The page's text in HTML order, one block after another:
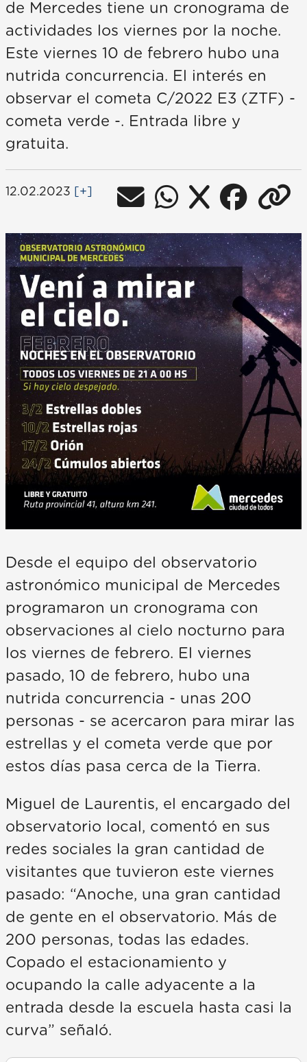
de Mercedes tiene un cronograma de
actividades los viernes por la noche.
Este viernes 10 de febrero hubo una
nutrida concurrencia. El interés en
observar el cometa C/2022 E3 (ZTF) -
cometa verde -. Entrada libre y
gratuita.
12.02.2023 [+]
Desde el equipo del observatorio
astronómico municipal de Mercedes
programaron un cronograma con
observaciones al cielo nocturno para
los viernes de febrero. El viernes
pasado, 10 de febrero, hubo una
nutrida concurrencia - unas 200
personas - se acercaron para mirar las
estrellas y el cometa verde que por
estos días pasa cerca de la Tierra.
Miguel de Laurentis, el encargado del
observatorio local, comentó en sus
redes sociales la gran cantidad de
visitantes que tuvieron este viernes
pasado: “Anoche, una gran cantidad
de gente en el observatorio. Más de
200 personas, todas las edades.
Copado el estacionamiento y
ocupando la calle adyacente a la
entrada desde la escuela hasta casi la
curva” señaló.